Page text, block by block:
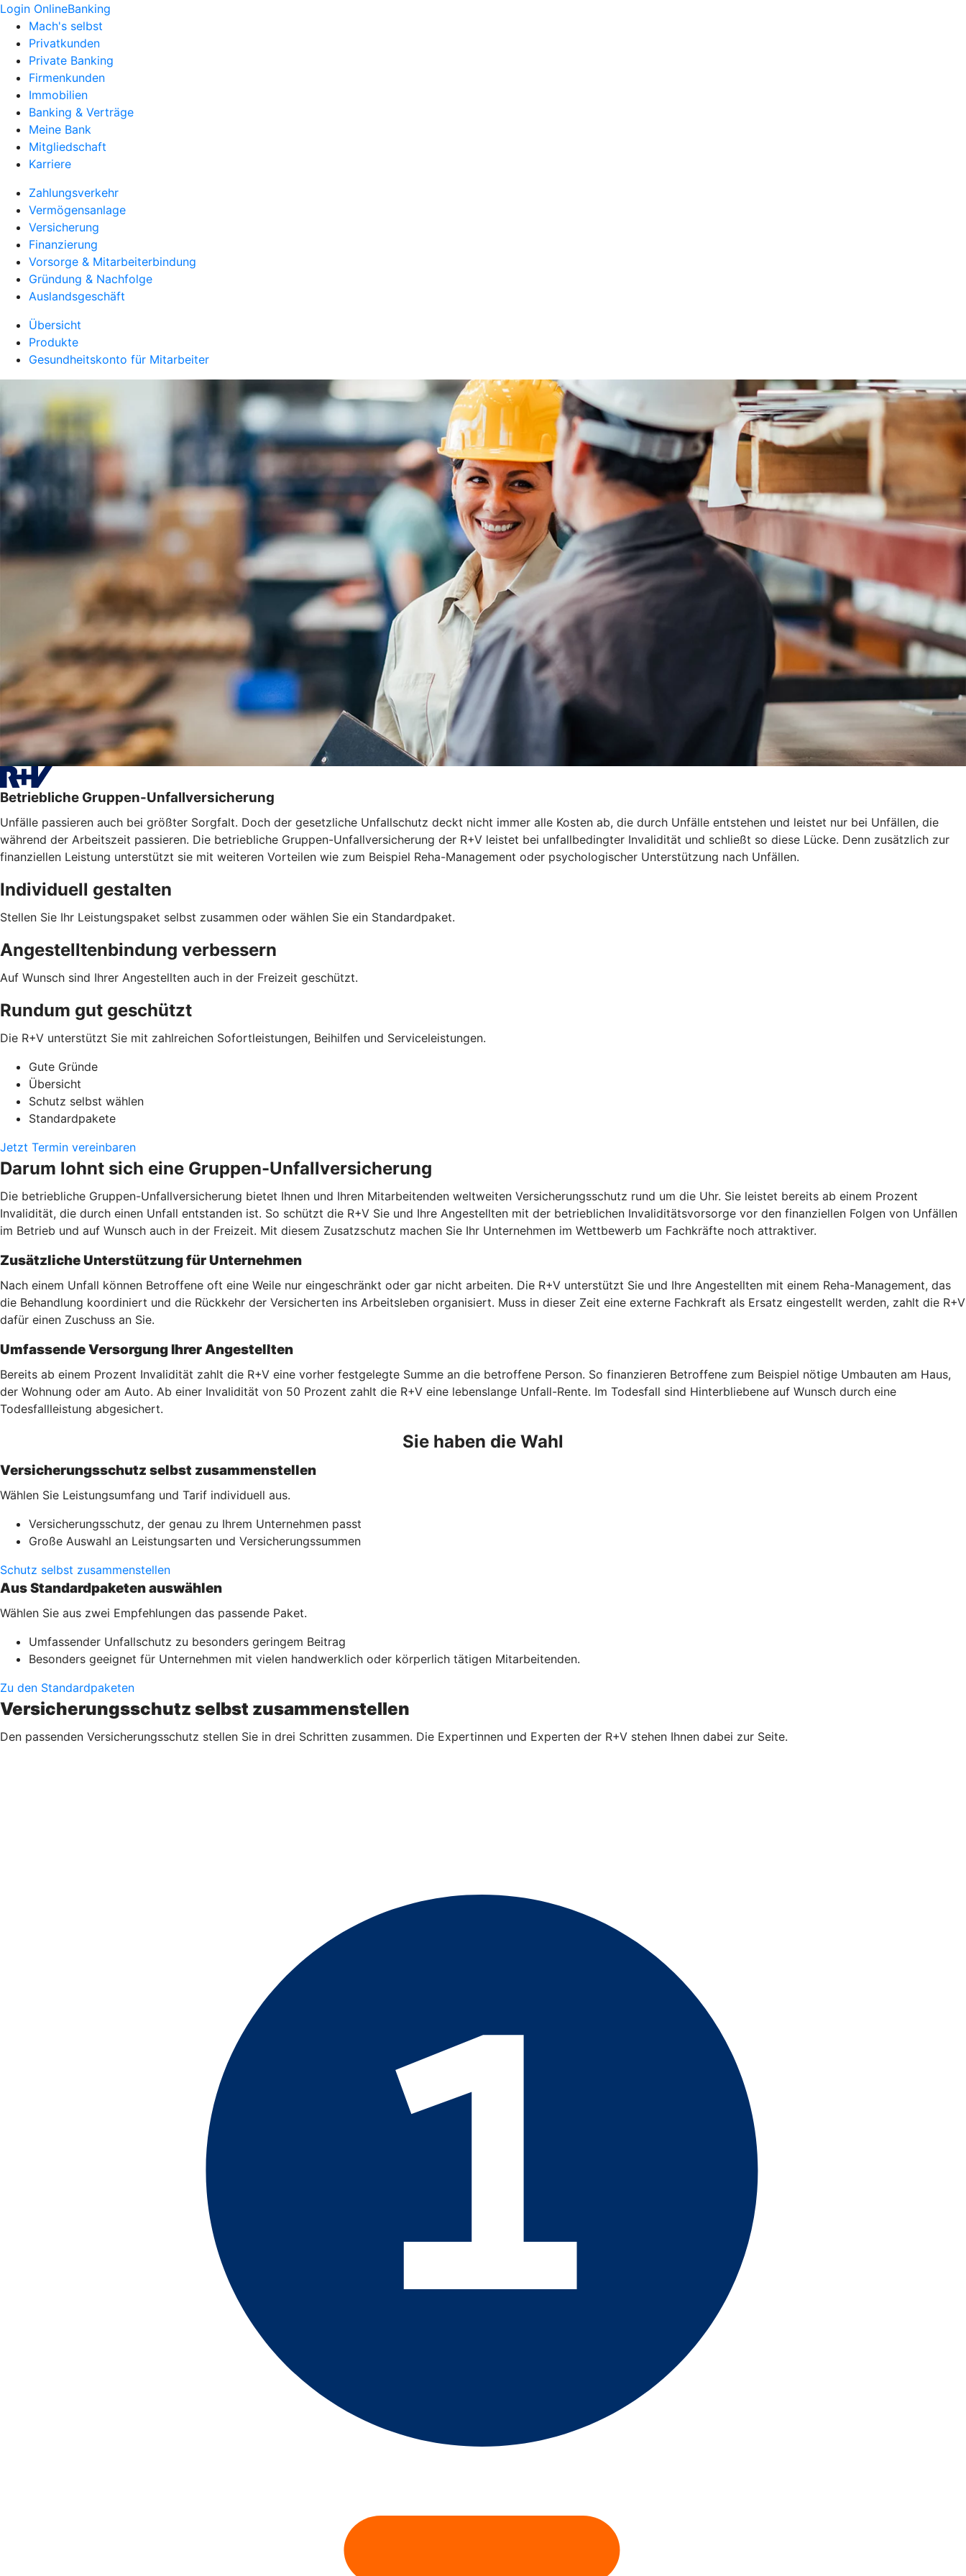
Login OnlineBanking
Mach's selbst
Privatkunden
Private Banking
Firmenkunden
Immobilien
Banking & Verträge
Meine Bank
Mitgliedschaft
Karriere
Zahlungsverkehr
Vermögensanlage
Versicherung
Finanzierung
Vorsorge & Mitarbeiterbindung
Gründung & Nachfolge
Auslandsgeschäft
Übersicht
Produkte
Gesundheitskonto für Mitarbeiter
Betriebliche Gruppen-Unfallversicherung
Unfälle passieren auch bei größter Sorgfalt. Doch der gesetzliche Unfallschutz deckt nicht immer alle Kosten ab, die durch Unfälle entstehen und leistet nur bei Unfällen, die
während der Arbeitszeit passieren. Die betriebliche Gruppen-Unfallversicherung der R+V leistet bei unfallbedingter Invalidität und schließt so diese Lücke. Denn zusätzlich zur
finanziellen Leistung unterstützt sie mit weiteren Vorteilen wie zum Beispiel Reha-Management oder psychologischer Unterstützung nach Unfällen.
Individuell gestalten
Stellen Sie Ihr Leistungspaket selbst zusammen oder wählen Sie ein Standardpaket.
Angestelltenbindung verbessern
Auf Wunsch sind Ihrer Angestellten auch in der Freizeit geschützt.
Rundum gut geschützt
Die R+V unterstützt Sie mit zahlreichen Sofortleistungen, Beihilfen und Serviceleistungen.
Gute Gründe
Übersicht
Schutz selbst wählen
Standardpakete
Jetzt Termin vereinbaren
Darum lohnt sich eine Gruppen-Unfallversicherung
Die betriebliche Gruppen-Unfallversicherung bietet Ihnen und Ihren Mitarbeitenden weltweiten Versicherungsschutz rund um die Uhr. Sie leistet bereits ab einem Prozent
Invalidität, die durch einen Unfall entstanden ist. So schützt die R+V Sie und Ihre Angestellten mit der betrieblichen Invaliditätsvorsorge vor den finanziellen Folgen von Unfällen
im Betrieb und auf Wunsch auch in der Freizeit. Mit diesem Zusatzschutz machen Sie Ihr Unternehmen im Wettbewerb um Fachkräfte noch attraktiver.
Zusätzliche Unterstützung für Unternehmen
Nach einem Unfall können Betroffene oft eine Weile nur eingeschränkt oder gar nicht arbeiten. Die R+V unterstützt Sie und Ihre Angestellten mit einem Reha-Management, das
die Behandlung koordiniert und die Rückkehr der Versicherten ins Arbeitsleben organisiert. Muss in dieser Zeit eine externe Fachkraft als Ersatz eingestellt werden, zahlt die R+V
dafür einen Zuschuss an Sie.
Umfassende Versorgung Ihrer Angestellten
Bereits ab einem Prozent Invalidität zahlt die R+V eine vorher festgelegte Summe an die betroffene Person. So finanzieren Betroffene zum Beispiel nötige Umbauten am Haus,
der Wohnung oder am Auto. Ab einer Invalidität von 50 Prozent zahlt die R+V eine lebenslange Unfall-Rente. Im Todesfall sind Hinterbliebene auf Wunsch durch eine
Todesfallleistung abgesichert.
Sie haben die Wahl
Versicherungsschutz selbst zusammenstellen
Wählen Sie Leistungsumfang und Tarif individuell aus.
Versicherungsschutz, der genau zu Ihrem Unternehmen passt
Große Auswahl an Leistungsarten und Versicherungssummen
Schutz selbst zusammenstellen
Aus Standardpaketen auswählen
Wählen Sie aus zwei Empfehlungen das passende Paket.
Umfassender Unfallschutz zu besonders geringem Beitrag
Besonders geeignet für Unternehmen mit vielen handwerklich oder körperlich tätigen Mitarbeitenden.
Zu den Standardpaketen
Versicherungsschutz selbst zusammenstellen
Den passenden Versicherungsschutz stellen Sie in drei Schritten zusammen. Die Expertinnen und Experten der R+V stehen Ihnen dabei zur Seite.